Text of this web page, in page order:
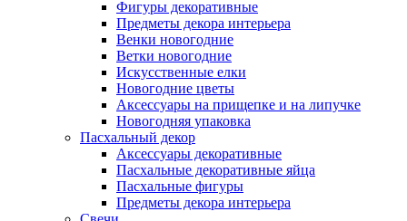
Фигуры декоративные
Предметы декора интерьера
Венки новогодние
Ветки новогодние
Искусственные елки
Новогодние цветы
Аксессуары на прищепке и на липучке
Новогодняя упаковка
Пасхальный декор
Аксессуары декоративные
Пасхальные декоративные яйца
Пасхальные фигуры
Предметы декора интерьера